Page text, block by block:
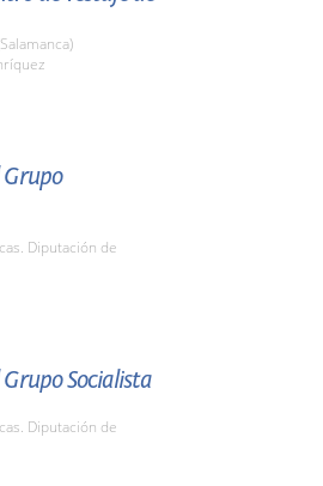
Grupo
Diputación de
Socialista
Diputación de